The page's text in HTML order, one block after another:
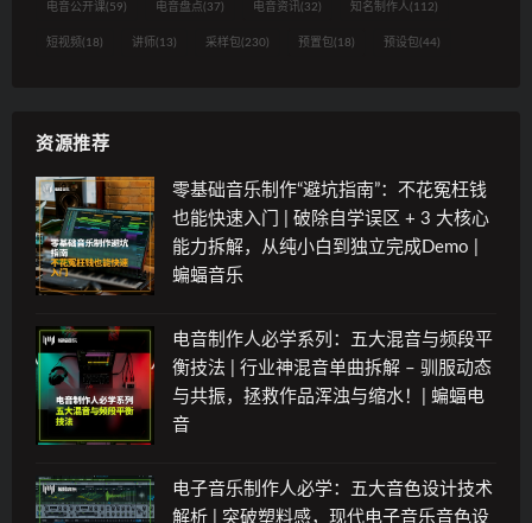
电音公开课(59) 电音盘点(37) 电音资讯(32) 知名制作人(112)
短视频 (18) 讲师(13) 采样包(230) 预置包(18) 预设包(44)
资源推荐
零基础音乐制作“避坑指南”：不花冤枉钱
也能快速入门 | 破除自学误区 + 3 大核心
能力拆解，从纯小白到独立完成Demo |
蝙蝠音乐
电音制作人必学系列：五大混音与频段平
衡技法 | 行业神混音单曲拆解 – 驯服动态
与共振，拯救作品浑浊与缩水！| 蝙蝠电
音
电子音乐制作人必学：五大音色设计技术
解析 | 突破塑料感，现代电子音乐音色设